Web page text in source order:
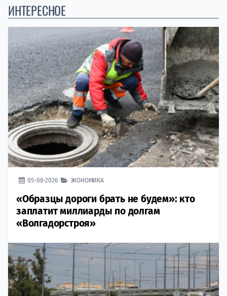
ИНТЕРЕСНОЕ
05-08-2026 ЭКОНОМИКА
«Образцы дороги брать не будем»: кто
заплатит миллиарды по долгам
«Волгадорстроя»